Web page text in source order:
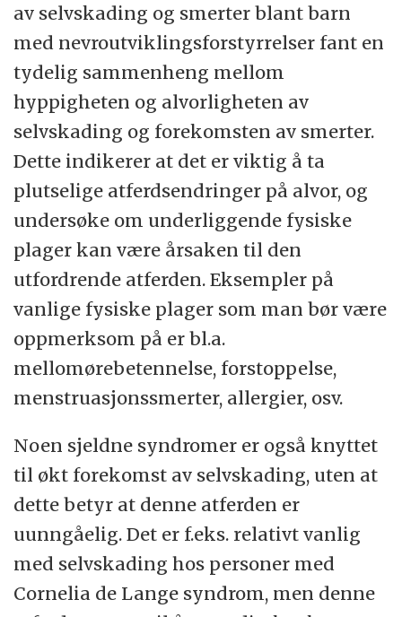
av selvskading og smerter blant barn
med nevroutviklingsforstyrrelser fant en
tydelig sammenheng mellom
hyppigheten og alvorligheten av
selvskading og forekomsten av smerter.
Dette indikerer at det er viktig å ta
plutselige atferdsendringer på alvor, og
undersøke om underliggende fysiske
plager kan være årsaken til den
utfordrende atferden. Eksempler på
vanlige fysiske plager som man bør være
oppmerksom på er bl.a.
mellomørebetennelse, forstoppelse,
menstruasjonssmerter, allergier, osv.
Noen sjeldne syndromer er også knyttet
til økt forekomst av selvskading, uten at
dette betyr at denne atferden er
uunngåelig. Det er f.eks. relativt vanlig
med selvskading hos personer med
Cornelia de Lange syndrom, men denne